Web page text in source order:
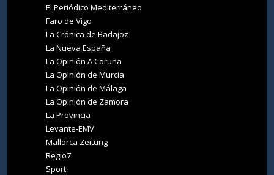
El Periódico Mediterráneo
Faro de Vigo
La Crónica de Badajoz
La Nueva España
La Opinión A Coruña
La Opinión de Murcia
La Opinión de Málaga
La Opinión de Zamora
La Provincia
Levante-EMV
Mallorca Zeitung
Regio7
Sport